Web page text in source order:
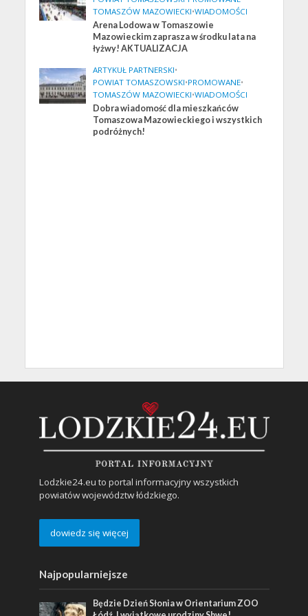
TOMASZÓW MAZOWIECKI•WIADOMOŚCI
Arena Lodowa w Tomaszowie
Mazowieckim zaprasza w środku lata na
łyżwy! AKTUALIZACJA
ARTYKUŁ PARTNERSKI•
POWIAT TOMASZOWSKI•PROMOWANE•
TOMASZÓW MAZOWIECKI•WIADOMOŚCI
Dobra wiadomość dla mieszkańców
Tomaszowa Mazowieckiego i wszystkich
podróżnych!
Lodzkie24.eu to portal informacyjny wszystkich
powiatów województw łódzkiego.
dowiedz się więcej
Najpopularniejsze
Będzie Dzień Słonia w Orientarium ZOO